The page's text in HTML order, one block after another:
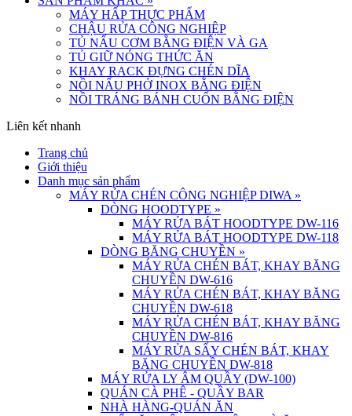
MÁY HẤP THỰC PHẨM
CHẬU RỬA CÔNG NGHIỆP
TỦ NẤU CƠM BẰNG ĐIỆN VÀ GA
TỦ GIỮ NÓNG THỨC ĂN
KHAY RACK ĐỰNG CHÉN DĨA
NỒI NẤU PHỞ INOX BẰNG ĐIỆN
NỒI TRÁNG BÁNH CUỐN BẰNG ĐIỆN
Liên kết nhanh
Trang chủ
Giới thiệu
Danh mục sản phẩm
MÁY RỬA CHÉN CÔNG NGHIỆP DIWA »
DÒNG HOODTYPE »
MÁY RỬA BÁT HOODTYPE DW-116
MÁY RỬA BÁT HOODTYPE DW-118
DÒNG BĂNG CHUYỀN »
MÁY RỬA CHÉN BÁT, KHAY BĂNG
CHUYỀN DW-616
MÁY RỬA CHÉN BÁT, KHAY BĂNG
CHUYỀN DW-618
MÁY RỬA CHÉN BÁT, KHAY BĂNG
CHUYỀN DW-816
MÁY RỬA SẤY CHÉN BÁT, KHAY
BĂNG CHUYỀN DW-818
MÁY RỬA LY ÂM QUẦY (DW-100)
QUÁN CÀ PHÊ - QUẦY BAR
NHÀ HÀNG-QUÁN ĂN